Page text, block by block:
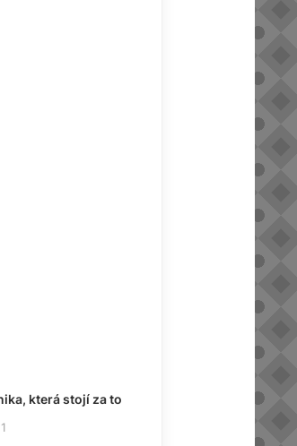
která stojí za to